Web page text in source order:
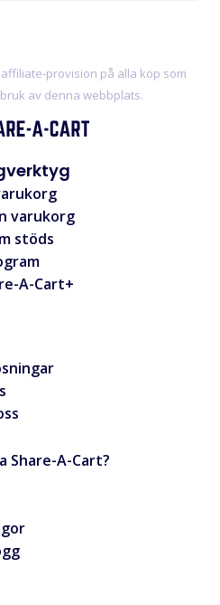
provision på alla köp som
av denna webbplats.
varukorg
stöds
A-Cart+
Share-A-Cart?